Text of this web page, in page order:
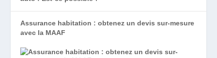
Assurance habitation : obtenez un devis sur-mesure
avec la MAAF